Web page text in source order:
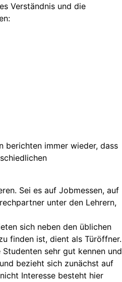
Verständnis und die
berichten immer wieder, dass
Sei es auf Jobmessen, auf
unter den Lehrern,
sich neben den üblichen
finden ist, dient als Türöffner.
sehr gut kennen und
bezieht sich zunächst auf
Interesse besteht hier